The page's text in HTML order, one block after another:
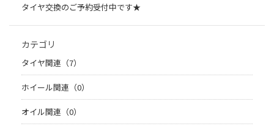
タイヤ交換のご予約受付中です★
カテゴリ
タイヤ関連（7）
ホイール関連（0）
オイル関連（0）